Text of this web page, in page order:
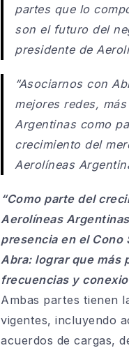
partes que lo
son el futuro del
presidente de
“Asociarnos con
mejores redes,
Argentinas como
crecimiento del
Aerolíneas
“Como parte del
Aerolíneas
presencia en el
Abra: lograr que más
frecuencias y
Ambas partes tienen
vigentes, incluyendo
acuerdos de cargas,